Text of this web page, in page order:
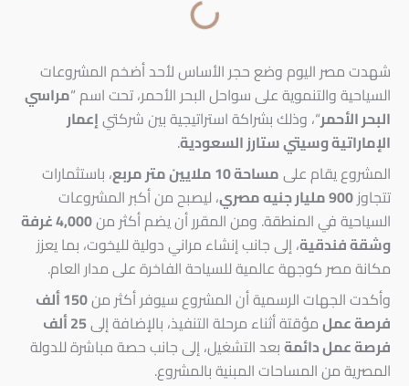
شهدت مصر اليوم وضع حجر الأساس لأحد أضخم المشروعات
السياحية والتنموية على سواحل البحر الأحمر، تحت اسم “مراسي
البحر الأحمر“، وذلك بشراكة استراتيجية بين شركتيإعمار
الإماراتية وسيتي ستارز السعودية.
المشروع يقام علىمساحة 10 ملايين متر مربع
، باستثمارات
تتجاوز900 مليار جنيه مصري
، ليصبح من أكبر المشروعات
السياحية في المنطقة. ومن المقرر أن يضم أكثر من
4,000 غرفة
وشقة فندقية، إلى جانب إنشاء مراني دولية لليخوت، بما يعزز
مكانة مصر كوجهة عالمية للسياحة الفاخرة على مدار العام.
وأكدت الجهات الرسمية أن المشروع سيوفر أكثر من
150 ألف
فرصة عملمؤقتة أثناء مرحلة التنفيذ، بالإضافة إلى
25 ألف
فرصة عمل دائمةبعد التشغيل، إلى جانب حصة مباشرة للدولة
المصرية من المساحات المبنية بالمشروع.